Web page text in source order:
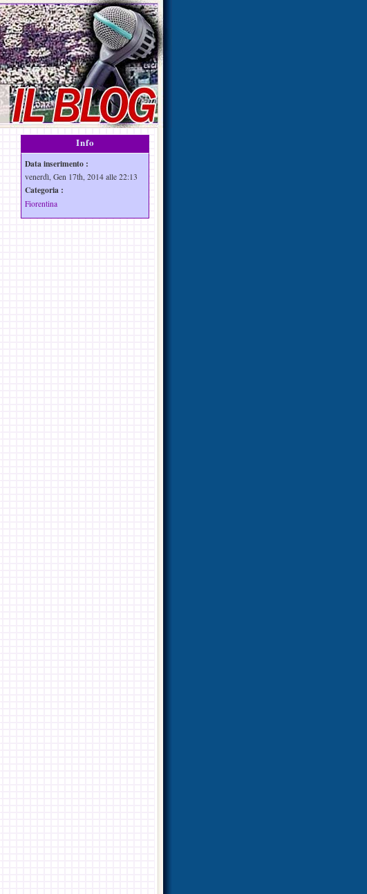
Info
Data inserimento :
venerdì, Gen 17th, 2014 alle 22:13
Categoria :
Fiorentina